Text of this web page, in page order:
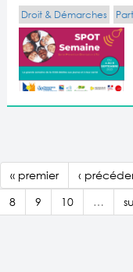
Droit & Démarches
« premier ‹
8
9 10 …